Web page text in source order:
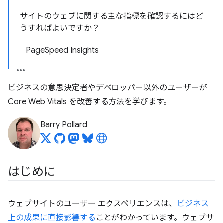
サイトのウェブに関する主な指標を確認するにはど
うすればよいですか？
PageSpeed Insights
ビジネスの意思決定者やデベロッパー以外のユーザーが
Core Web Vitals を改善する方法を学びます。
Barry Pollard
はじめに
ウェブサイトのユーザー エクスペリエンスは、
ビジネス
上の成果に直接影響する ことがわかっています。ウェブサ